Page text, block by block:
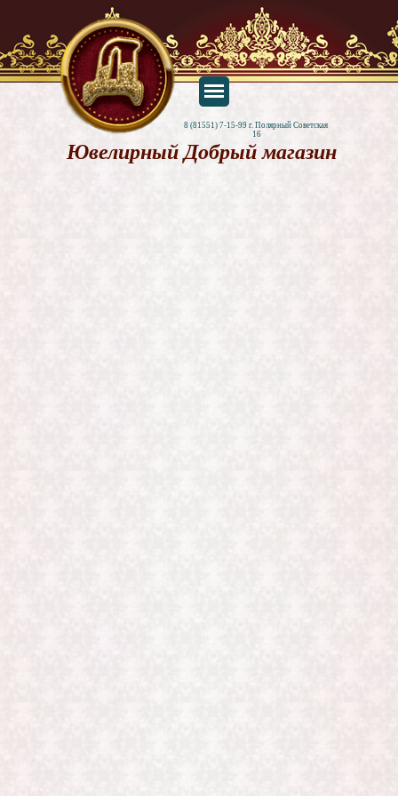
8 (81551) 7-15-99 г. Полярный Советская
16
Ювелирный Добрый магазин